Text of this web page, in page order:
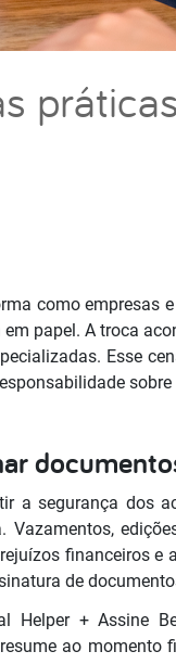
como empresas
papel. A troca
Esse
a segurança dos
financeiros
de
Helper + Assine
ao momento